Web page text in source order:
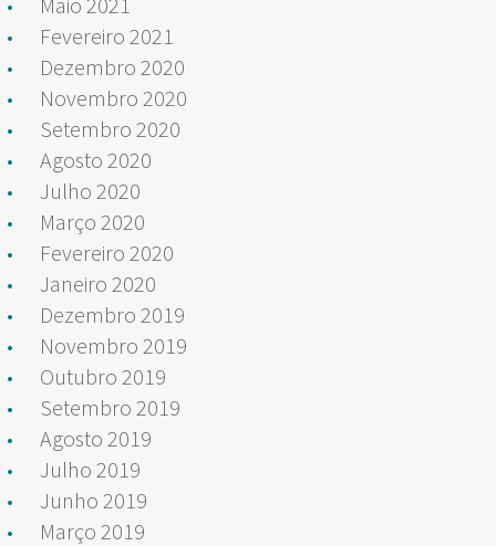
Fevereiro 2021
Dezembro 2020
Novembro 2020
Setembro 2020
Agosto 2020
Julho 2020
Março 2020
Fevereiro 2020
Janeiro 2020
Dezembro 2019
Novembro 2019
Outubro 2019
Setembro 2019
Agosto 2019
Julho 2019
Junho 2019
Março 2019